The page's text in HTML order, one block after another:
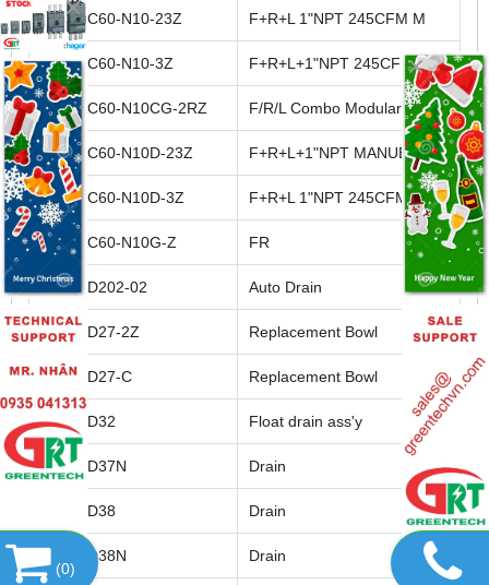
SMC AC60-N10-23Z F+R+L 1"NPT 245CFM M
SMC AC60-N10-3Z F+R+L+1"NPT 245CFM
SMC AC60-N10CG-2RZ F/R/L Combo Modular
SMC AC60-N10D-23Z F+R+L+1"NPT MANUEL
SMC AC60-N10D-3Z F+R+L 1"NPT 245CFM A
SMC AC60-N10G-Z FR
SMC AD202-02 Auto Drain
SMC AD27-2Z Replacement Bowl
SMC AD27-C Replacement Bowl
SMC AD32 Float drain ass'y
SMC AD37N Drain
SMC AD38 Drain
SMC AD38N Drain
(0)